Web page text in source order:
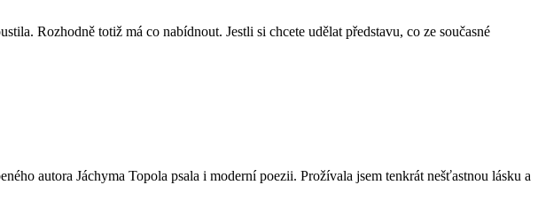
Rozhodně totiž má co nabídnout. Jestli si chcete udělat představu, co ze současné
autora Jáchyma Topola psala i moderní poezii. Prožívala jsem tenkrát nešťastnou lásku a